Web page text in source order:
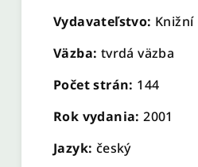
Vydavateľstvo: Knižní
Väzba: tvrdá väzba
Počet strán: 144
Rok vydania: 2001
Jazyk: český